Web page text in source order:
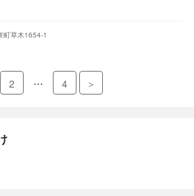
町草木1654-1
2 … 4 ＞